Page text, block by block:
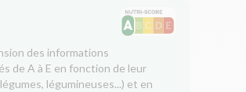
des informations
de A à E en fonction de leur
légumineuses...) et en